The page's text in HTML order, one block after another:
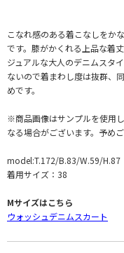
こなれ感のある着こなしをか
です。膝がかくれる上品な着
ジュアルな大人のデニムスタ
ないので着まわし度は抜群、
めです。
※商品画像はサンプルを使用
なる場合がございます。予めご
model:T.172/B.83/W.59/H.87
着用サイズ：38
Mサイズはこちら
ウォッシュデニムスカート